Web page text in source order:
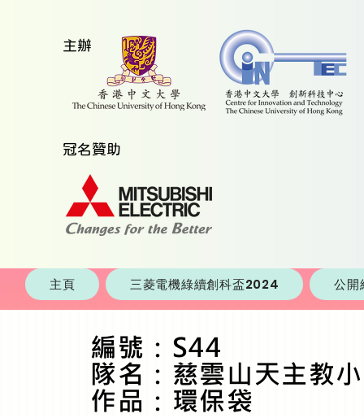
​主辦
​冠名贊助
主頁 三菱電機綠續創科盃2024 公開
編號：S44
隊名：慈雲山天主教
作品：環保袋